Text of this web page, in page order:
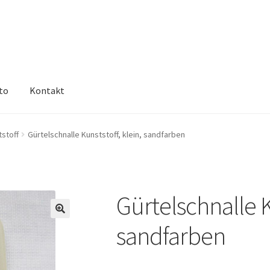
Kontakt
Gürtelschnalle Kunststoff, klein, sandfarben
Gürtelschnalle
sandfarben